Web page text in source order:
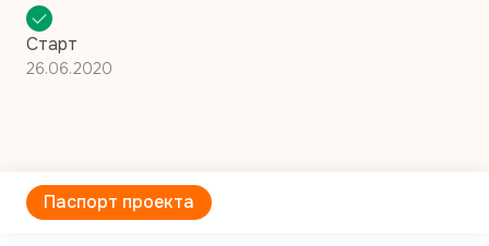
Старт
26.06.2020
Паспорт проекта